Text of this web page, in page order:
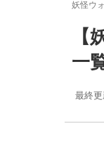
妖怪ウ
一
最終更